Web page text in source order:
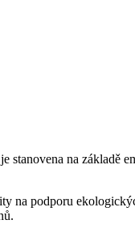
na základě
na podporu